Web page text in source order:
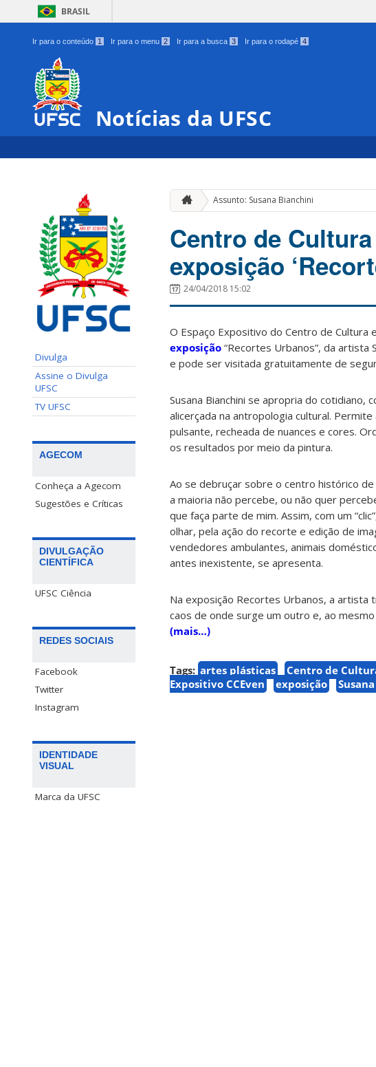
BRASIL
Ir para o conteúdo 1 Ir para o menu 2 Ir para a busca 3 Ir para o rodapé 4
Notícias da UFSC
Divulga
Assine o Divulga
UFSC
TV UFSC
AGECOM
Conheça a Agecom
Sugestões e Críticas
DIVULGAÇÃO
CIENTÍFICA
UFSC Ciência
REDES SOCIAIS
Facebook
Twitter
Instagram
IDENTIDADE
VISUAL
Marca da UFSC
Assunto: Susana Bianchini
Centro de
exposição
24/04/2018 15:02
O Espaço Expositivo do Centro de Cultura
exposição “Recortes Urbanos”, da artista
e pode ser visitada gratuitamente de
Susana Bianchini se apropria do
alicerçada na antropologia cultural.
pulsante, recheada de nuances e cores.
os resultados por meio da pintura.
Ao se debruçar sobre o centro histórico
a maioria não percebe, ou não quer
que faça parte de mim. Assim, com um
olhar, pela ação do recorte e edição de
vendedores ambulantes, animais
antes inexistente, se apresenta.
Na exposição Recortes Urbanos, a artista
caos de onde surge um outro e, ao
(mais…)
Tags: artes plásticas Centro de
Expositivo CCEven
exposição